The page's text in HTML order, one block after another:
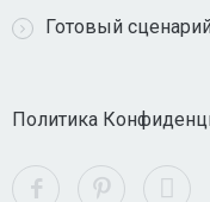
Готовый
Политика